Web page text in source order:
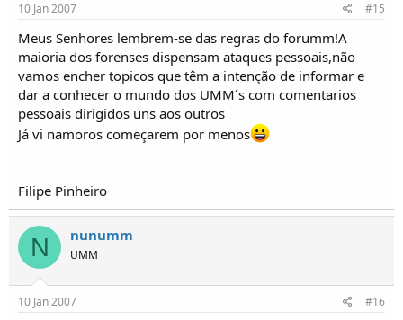
10 Jan 2007 #15
Meus Senhores lembrem-se das regras do forumm!A
maioria dos forenses dispensam ataques pessoais,não
vamos encher topicos que têm a intenção de informar e
dar a conhecer o mundo dos UMM´s com comentarios
pessoais dirigidos uns aos outros
Já vi namoros começarem por menos
Filipe Pinheiro
N nunumm
UMM
10 Jan 2007 #16